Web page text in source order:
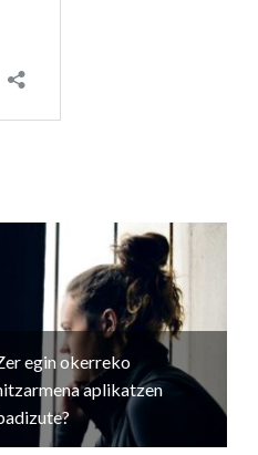
egin okerreko
aplikatzen